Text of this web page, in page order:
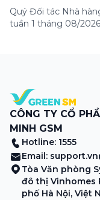
Quý Đối tác Nhà
tuần 1 tháng 08/
CÔNG TY CỔ
MINH GSM
Hotline: 1555
Email:
Tòa Văn phòng
đô thị Vinhomes
phố Hà Nội, Việt